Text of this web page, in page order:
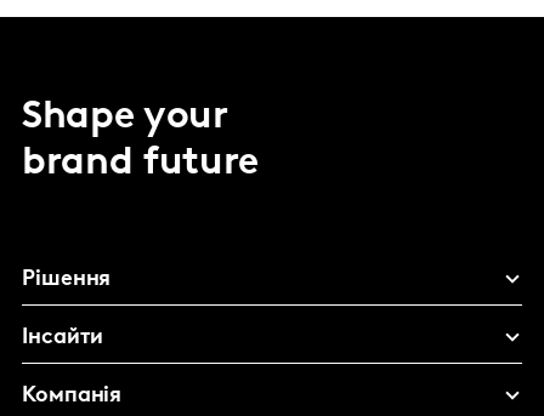
Shape your
brand future
Рішення
Інсайти
Компанія